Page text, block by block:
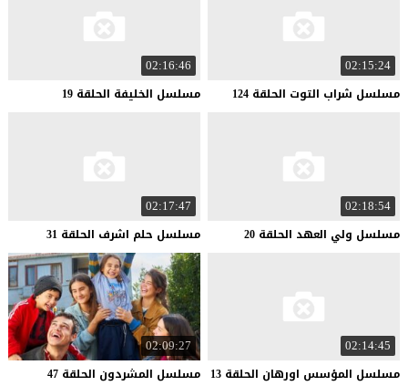
02:15:24
مسلسل شراب التوت الحلقة 124
02:16:46
مسلسل الخليفة الحلقة 19
02:18:54
مسلسل ولي العهد الحلقة 20
02:17:47
مسلسل حلم اشرف الحلقة 31
02:14:45
مسلسل المؤسس اورهان الحلقة 13
02:09:27
مسلسل المشردون الحلقة 47